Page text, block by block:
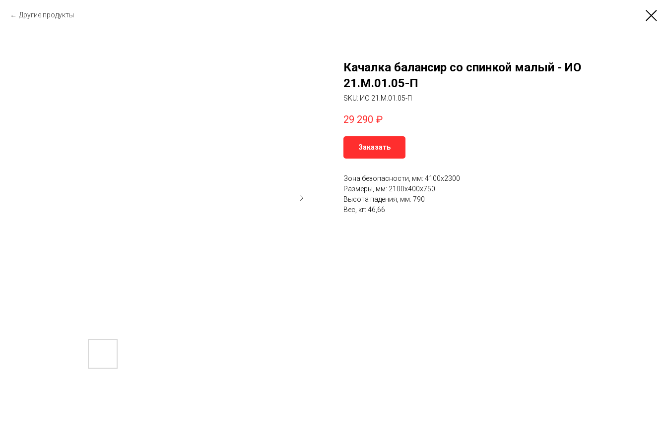
Другие продукты
Качалка балансир со спинкой малый - ИО
21.М.01.05-П
SKU: ИО 21.М.01.05-П
29 290 ₽
Заказать
Зона безопасности, мм: 4100х2300
Размеры, мм: 2100x400x750
Высота падения, мм: 790
Вес, кг: 46,66